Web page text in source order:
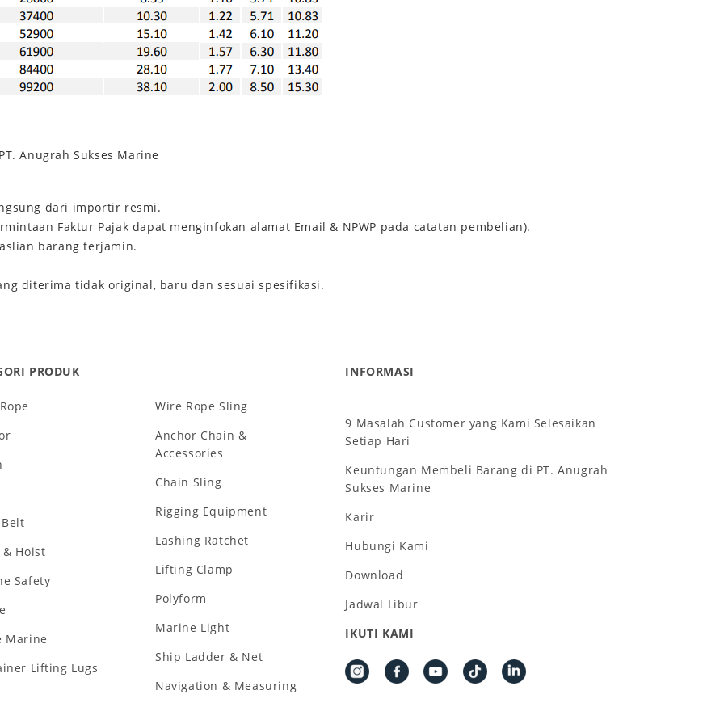
Anugrah Sukses Marine
dari importir resmi.
Faktur Pajak dapat menginfokan alamat Email & NPWP pada catatan pembelian).
barang terjamin.
diterima tidak original, baru dan sesuai spesifikasi.
PRODUK
& Hoist
Safety
Marine
Lifting Lugs
Wire Rope Sling
Anchor Chain &
Accessories
Chain Sling
Rigging Equipment
Lashing Ratchet
Lifting Clamp
Polyform
Marine Light
Ship Ladder & Net
Navigation & Measuring
INFORMASI
9 Masalah Customer yang Kami Selesaikan
Setiap Hari
Keuntungan Membeli Barang di PT. Anugrah
Sukses Marine
Karir
Hubungi Kami
Download
Jadwal Libur
IKUTI KAMI